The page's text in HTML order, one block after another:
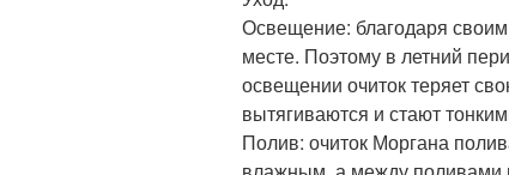
Освещение: благодаря
месте. Поэтому в летний
освещении очиток теряет
вытягиваются и стают
Полив: очиток Моргана